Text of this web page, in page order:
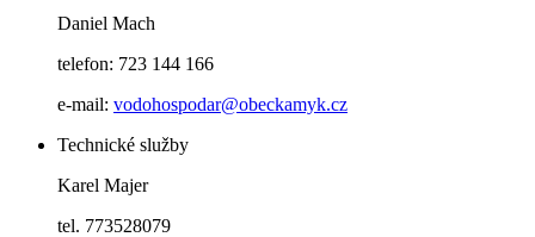
Daniel Mach
telefon: 723 144 166
e-mail: vodohospodar@obeckamyk.cz
Technické služby
Karel Majer
tel. 773528079